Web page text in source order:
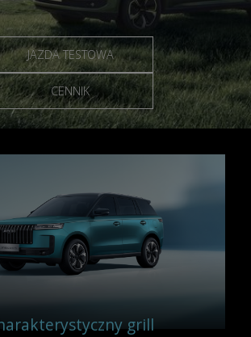
JAZDA TESTOWA
CENNIK
grill